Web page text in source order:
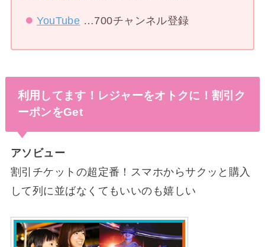
YouTube …700チャンネル登録
利用してます！レジャーをオトクに！割引ク
ーポンをGet
アソビュー
割引チケットの超定番！スマホからサクッと購入
して列に並ばなくてもいいのも嬉しい